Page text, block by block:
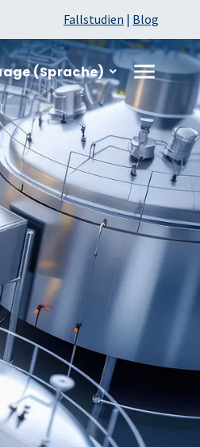
Fallstudien | Blog
(Sprache)